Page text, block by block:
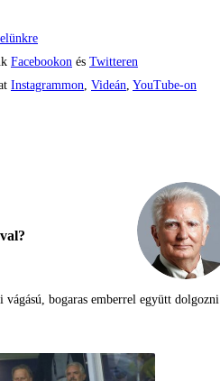
Facebookon és Twitteren
Instagrammon, Videán, YouTube-on
vágású, bogaras emberrel együtt